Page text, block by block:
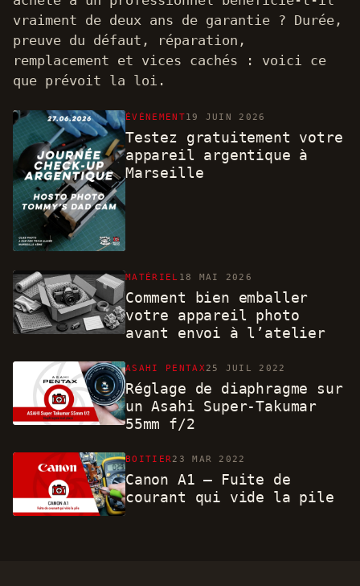
vraiment de deux ans de garantie ? Durée,
preuve du défaut, réparation,
remplacement et vices cachés : voici ce
que prévoit la loi.
ÉVÉNEMENT19 JUIN 2026
Testez gratuitement votre
appareil argentique à
Marseille
MATÉRIEL 18 MAI 2026
Comment bien emballer
votre appareil photo
avant envoi à l’atelier
ASAHI PENTAX25 JUIL 2022
Réglage de diaphragme sur
un Asahi Super-Takumar
55mm f/2
BOITIER23 MAR 2022
Canon A1 – Fuite de
courant qui vide la pile